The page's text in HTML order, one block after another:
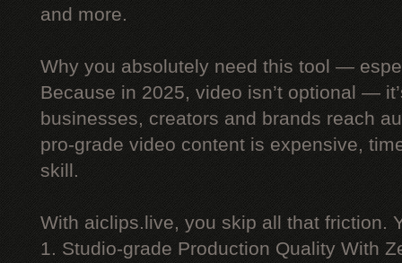
and more.
Why you absolutely need this tool —
Because in 2025, video isn’t optional —
businesses, creators and brands reach
pro-grade video content is expensive,
skill.
With aiclips.live, you skip all that friction.
1. Studio-grade Production Quality With